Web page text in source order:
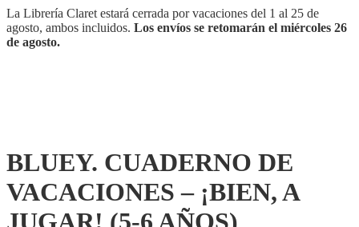
A
JUGAR!
(5-
La Librería Claret estará cerrada por vacaciones del 1 al 25 de
agosto, ambos incluidos. Los envíos se retomarán el miércoles 26
de agosto.
BLUEY. CUADERNO DE
VACACIONES – ¡BIEN, A